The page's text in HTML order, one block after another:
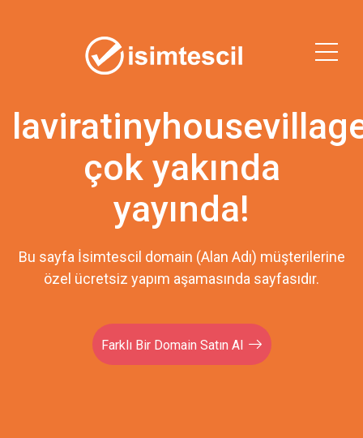
çok yakında
yayında!
Bu sayfa İsimtescil domain (Alan Adı) müşterilerine
özel ücretsiz yapım aşamasında sayfasıdır.
Farklı Bir Domain Satın Al